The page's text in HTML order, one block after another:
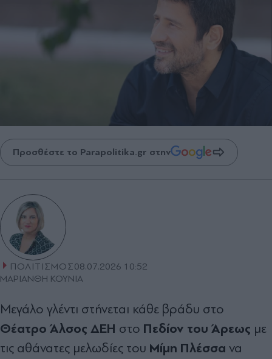
Προσθέστε το Parapolitika.gr στην
ΠΟΛΙΤΙΣΜΟΣ08.07.2026 10:52
ΜΑΡΙΑΝΘΗ ΚΟΥΝΙΑ
Μεγάλο γλέντι στήνεται κάθε βράδυ στο
Θέατρο Άλσος ΔΕΗ στο Πεδίον του Άρεως με
τις αθάνατες μελωδίες του Μίμη Πλέσσα να